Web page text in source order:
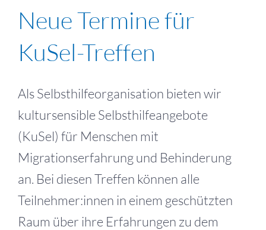
Neue Termine für
KuSel-Treffen
Als Selbsthilfeorganisation bieten wir
kultursensible Selbsthilfeangebote
(KuSel) für Menschen mit
Migrationserfahrung und Behinderung
an. Bei diesen Treffen können alle
Teilnehmer:innen in einem geschützten
Raum über ihre Erfahrungen zu dem